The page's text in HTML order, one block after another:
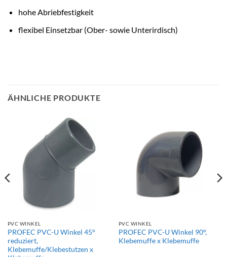
hohe Abriebfestigkeit
flexibel Einsetzbar (Ober- sowie Unterirdisch)
ÄHNLICHE PRODUKTE
PVC WINKEL
PROFEC PVC-U Winkel 45°
reduziert,
Klebemuffe/Klebestutzen x
PVC WINKEL
PROFEC PVC-U Winkel 90°,
Klebemuffe x Klebemuffe